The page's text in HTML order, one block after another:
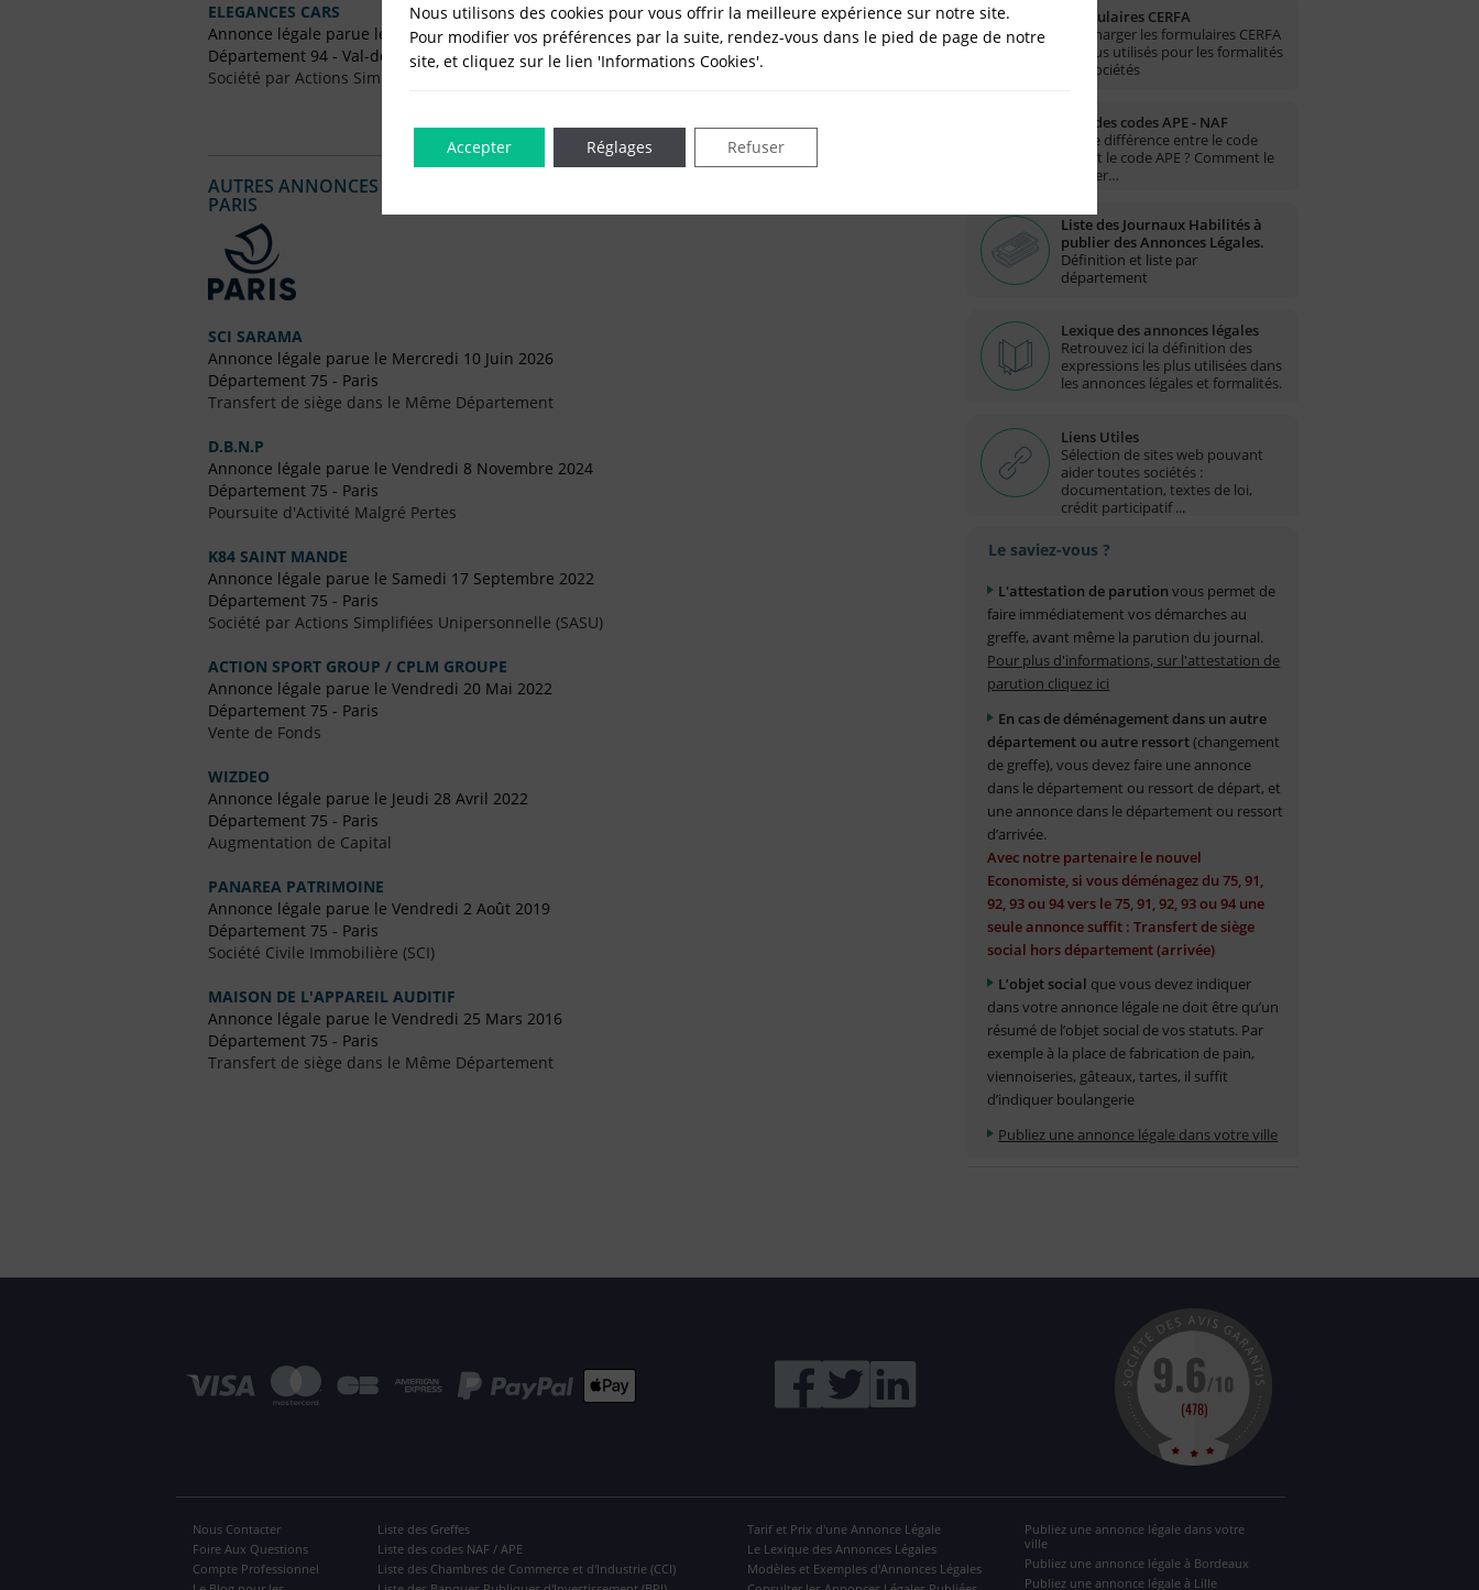
ELEGANCES CARS
Annonce légale parue le Vendredi 18 Mars 2016
Département 94 - Val-de-Marne
Société par Actions Simplifiées (SAS)
AUTRES ANNONCES LÉGALES PUBLIÉES EN LIGNE DANS LE DÉPARTEMENT DU 75 -
PARIS
SCI SARAMA
Annonce légale parue le Mercredi 10 Juin 2026
Département 75 - Paris
Transfert de siège dans le Même Département
D.B.N.P
Annonce légale parue le Vendredi 8 Novembre 2024
Département 75 - Paris
Poursuite d'Activité Malgré Pertes
K84 SAINT MANDE
Annonce légale parue le Samedi 17 Septembre 2022
Département 75 - Paris
Société par Actions Simplifiées Unipersonnelle (SASU)
ACTION SPORT GROUP / CPLM GROUPE
Annonce légale parue le Vendredi 20 Mai 2022
Département 75 - Paris
Vente de Fonds
WIZDEO
Annonce légale parue le Jeudi 28 Avril 2022
Département 75 - Paris
Augmentation de Capital
PANAREA PATRIMOINE
Annonce légale parue le Vendredi 2 Août 2019
Département 75 - Paris
Société Civile Immobilière (SCI)
MAISON DE L'APPAREIL AUDITIF
Annonce légale parue le Vendredi 25 Mars 2016
Département 75 - Paris
Transfert de siège dans le Même Département
Formulaires CERFA
Télécharger les formulaires CERFA
les plus utilisés pour les formalités
des sociétés
Liste des codes APE - NAF
Quelle différence entre le code
NAF et le code APE ? Comment le
trouver…
Liste des Journaux Habilités à
publier des Annonces Légales.
Définition et liste par
département
Lexique des annonces légales
Retrouvez ici la définition des
expressions les plus utilisées dans
les annonces légales et formalités.
Liens Utiles
Sélection de sites web pouvant
aider toutes sociétés :
documentation, textes de loi,
crédit participatif ...
Le saviez-vous ?
L'attestation de parution vous permet de
faire immédiatement vos démarches au
greffe, avant même la parution du journal.
Pour plus d'informations, sur l'attestation de
parution cliquez ici
En cas de déménagement dans un autre
département ou autre ressort(changement
de greffe), vous devez faire une annonce
dans le département ou ressort de départ, et
une annonce dans le département ou ressort
d’arrivée.
Avec notre partenaire le nouvel
Economiste, si vous déménagez du 75, 91,
92, 93 ou 94 vers le 75, 91, 92, 93 ou 94 une
seule annonce suffit : Transfert de siège
social hors département (arrivée)
L’objet social que vous devez indiquer
dans votre annonce légale ne doit être qu’un
résumé de l’objet social de vos statuts. Par
exemple à la place de fabrication de pain,
viennoiseries, gâteaux, tartes, il suffit
d’indiquer boulangerie
Publiez une annonce légale dans votre ville
Nous Contacter
Foire Aux Questions
Compte Professionnel
Liste des Greffes
Liste des codes NAF / APE
Liste des Chambres de Commerce et d'Industrie (CCI)
Tarif et Prix d'une Annonce Légale
Le Lexique des Annonces Légales
Modèles et Exemples d'Annonces Légales
Publiez une annonce légale dans votre
ville
Publiez une annonce légale à Bordeaux
Publiez une annonce légale à Lille
Nous utilisons des cookies pour vous offrir la meilleure expérience sur notre site.
Pour modifier vos préférences par la suite, rendez-vous dans le pied de page de notre
site, et cliquez sur le lien 'Informations Cookies'.
Accepter Refuser
Réglages